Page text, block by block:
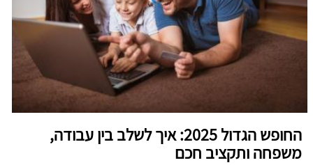
החופש הגדול 2025: איך לשלב בין עבודה,
משפחה ותקציב חכם